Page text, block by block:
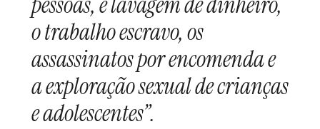
o trabalho escravo, os
assassinatos por encomenda e
a exploração sexual de crianças
e adolescentes”.